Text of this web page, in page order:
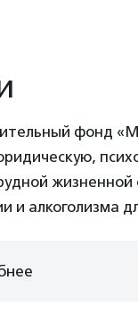
фонд
жизненной
и алкоголизма